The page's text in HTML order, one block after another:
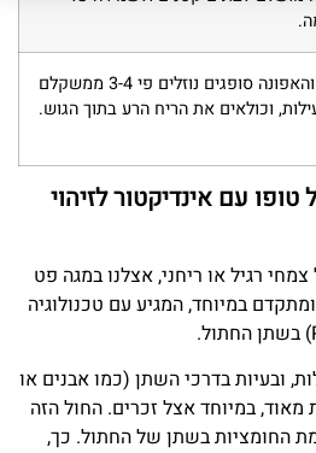
סיבי הסויה והאפונה סופגים נוזלים פי 3-4 ממשקלם
וכולאים את הריח הרע בתוך הגוש.
עם אינדיקטור לזיהוי
רגיל או ריחני, אצלנו במגה פט
במיוחד, המגיע עם טכנולוגיה
ובעיות בדרכי השתן (כמו אבנים או
מאוד, במיוחד אצל זכרים. החול הזה
החומציות בשתן של החתול. כך,